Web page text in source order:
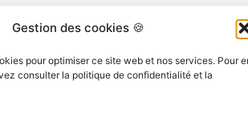
Gestion des cookies 🍪
pour optimiser ce site web et nos services. Pour
consulter la politique de confidentialité et la